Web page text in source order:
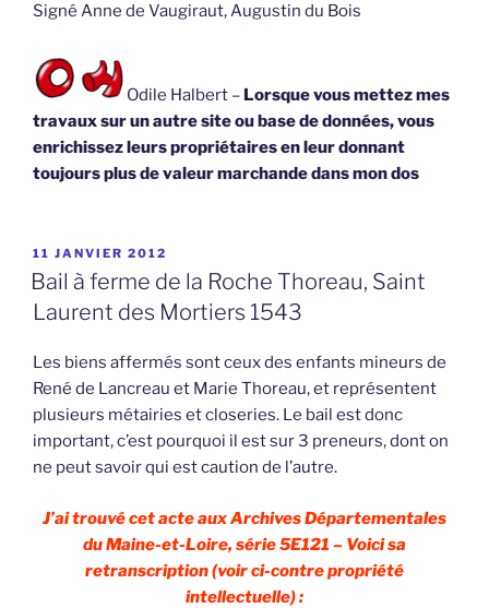
Signé Anne de Vaugiraut, Augustin du Bois
Odile Halbert – Lorsque vous mettez mes
travaux sur un autre site ou base de données, vous
enrichissez leurs propriétaires en leur donnant
toujours plus de valeur marchande dans mon dos
PUBLIÉ
LE
11 JANVIER 2012
Bail à ferme de la Roche Thoreau, Saint
Laurent des Mortiers 1543
Les biens affermés sont ceux des enfants mineurs de
René de Lancreau et Marie Thoreau, et représentent
plusieurs métairies et closeries. Le bail est donc
important, c’est pourquoi il est sur 3 preneurs, dont on
ne peut savoir qui est caution de l’autre.
J’ai trouvé cet acte aux Archives Départementales
du Maine-et-Loire, série 5E121 – Voici sa
retranscription (voir ci-contre propriété
intellectuelle) :